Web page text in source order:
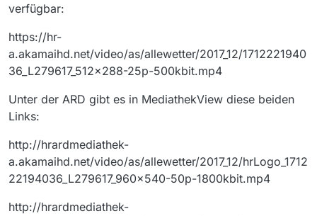
verfügbar:
https://hr-
a.akamaihd.net/video/as/allewetter/2017_12/1712221940
36_L279617_512x288-25p-500kbit.mp4
Unter der ARD gibt es in MediathekView diese beiden
Links:
http://hrardmediathek-
a.akamaihd.net/video/as/allewetter/2017_12/hrLogo_1712
22194036_L279617_960x540-50p-1800kbit.mp4
http://hrardmediathek-